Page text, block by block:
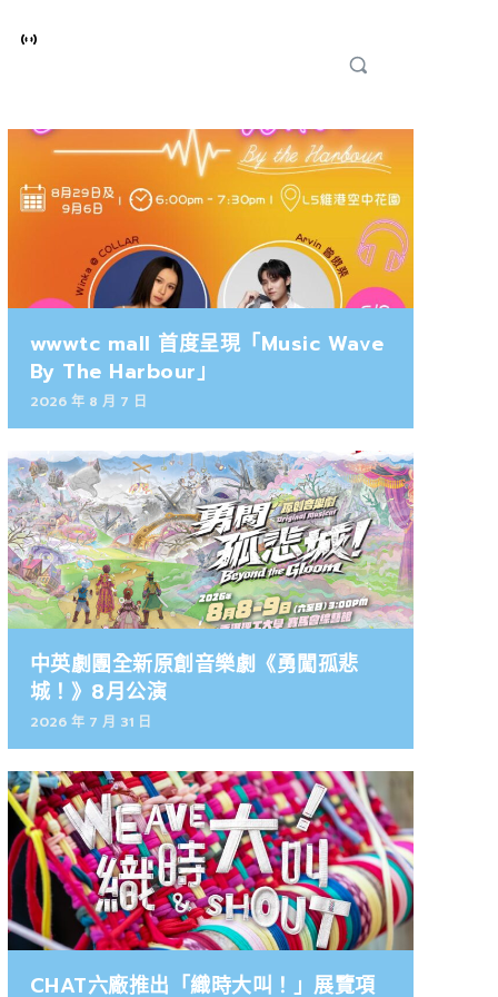
wwwtc mall 首度呈現「Music Wave
By The Harbour」
2026 年 8 月 7 日
中英劇團全新原創音樂劇《勇闖孤悲
城！》8月公演
2026 年 7 月 31 日
CHAT六廠推出「織時大叫！」展覽項